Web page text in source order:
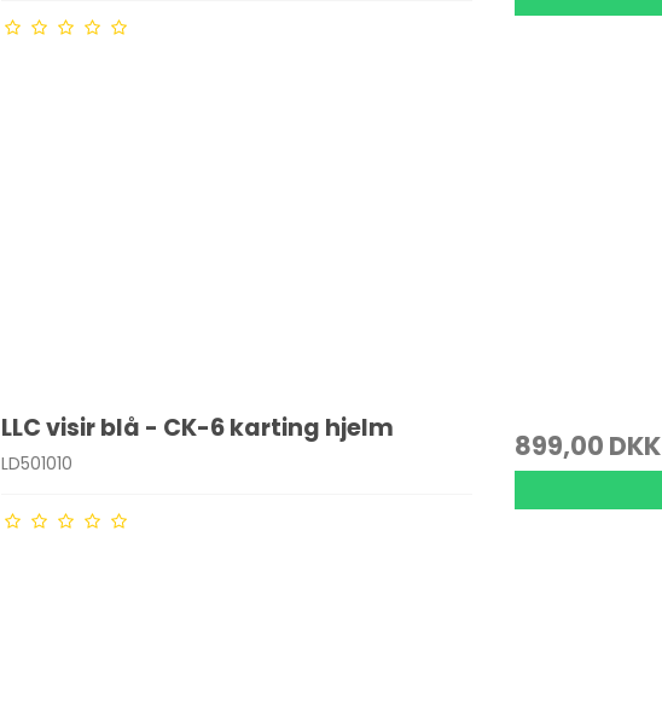
LLC visir blå - CK-6 karting hjelm
LD501010 899,00 DKK